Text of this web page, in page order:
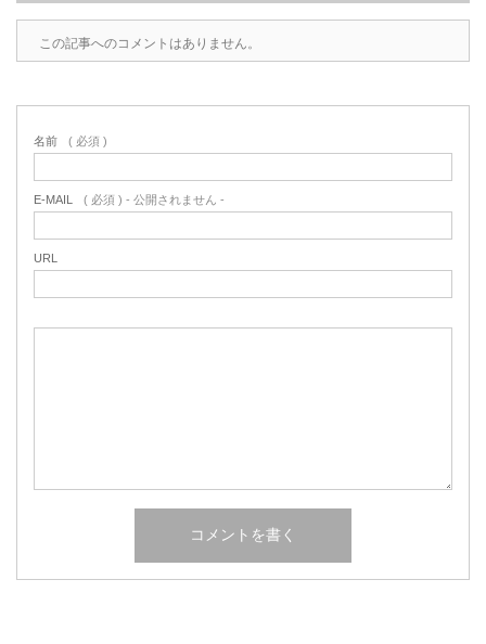
この記事へのコメントはありません。
名前 ( 必須 )
E-MAIL ( 必須 ) - 公開されません -
URL